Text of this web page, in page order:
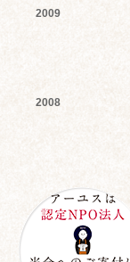
2009
2008